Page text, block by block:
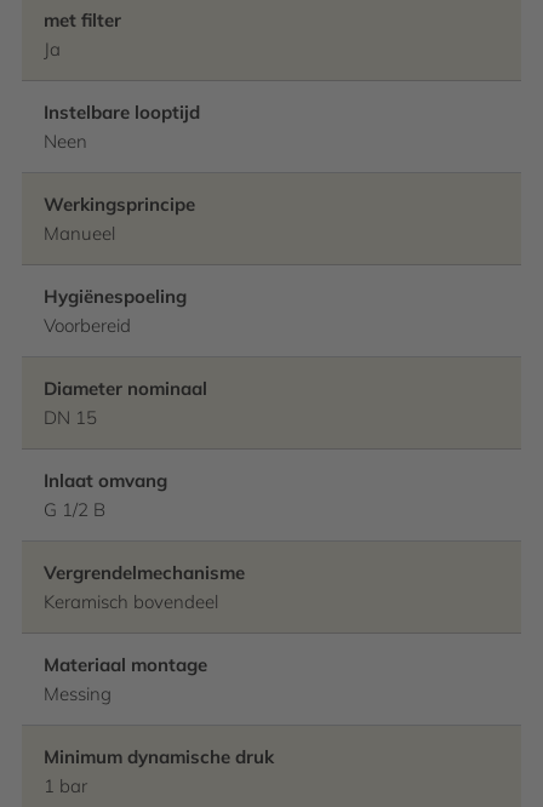
met filter
Ja
Instelbare looptijd
Neen
Werkingsprincipe
Manueel
Hygiënespoeling
Voorbereid
Diameter nominaal
DN 15
Inlaat omvang
G 1/2 B
Vergrendelmechanisme
Keramisch bovendeel
Materiaal montage
Messing
Minimum dynamische druk
1 bar